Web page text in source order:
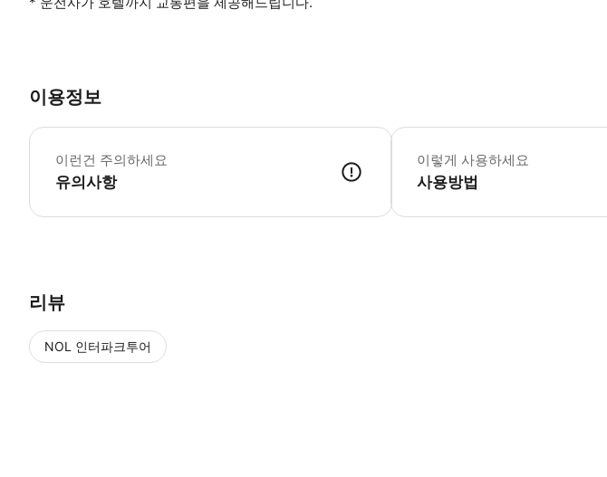
이용정보
이런건 주의하세요
유의사항
- 이 투어는 비가 오나 눈이 오나 진행됩
이렇게 사용하세요
사용방법
리뷰
NOL 인터파크투어